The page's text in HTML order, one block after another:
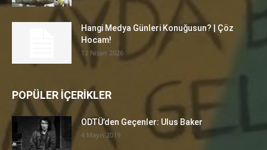
Hangi Medya Günleri Konuğusun? | Çöz
Hocam!
12 Nisan 2026
POPÜLER İÇERİKLER
ODTÜ’den Geçenler: Ulus Baker
4 Mayıs 2019